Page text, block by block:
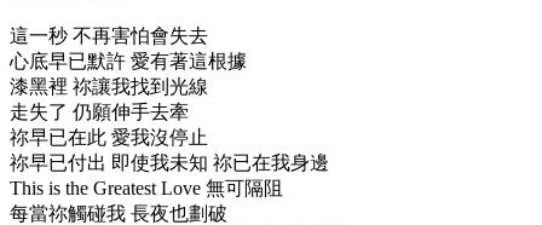
這一秒 不再害怕會失去
心底早已默許 愛有著這根據
漆黑裡 祢讓我找到光線
走失了 仍願伸手去牽
祢早已在此 愛我沒停止
祢早已付出 即使我未知 祢已在我身邊
This is the Greatest Love 無可隔阻
每當祢觸碰我 長夜也劃破